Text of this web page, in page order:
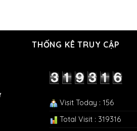
THỐNG KÊ TRUY CẬP
Visit Today : 156
Total Visit : 319316